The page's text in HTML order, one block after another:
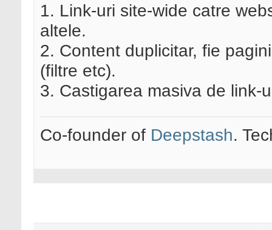
1. Link-uri site-wide catre
altele.
2. Content duplicitar, fie
(filtre etc).
3. Castigarea masiva de link-
Co-founder of Deepstash.